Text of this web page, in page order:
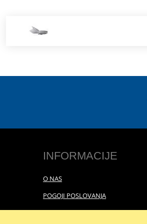
INFORMACIJE
O NAS
POGOJI POSLOVANJA
POLITIKA ZASEBNOSTI